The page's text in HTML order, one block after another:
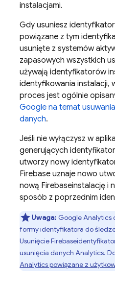
instalacjami.
Gdy usuniesz
powiązane z tym
usunięte z systemów
zapasowych wszystkich
używają identyfikatorów
identyfikowania instalacji,
proces jest ogólnie
Google na temat
danych.
Jeśli nie wyłączysz w
generujących
utworzy nowy
Firebase uznaje nowo
nową Firebaseinstalację i
sposób z poprzednim
Uwaga: Google Analytics
formy identyfikatora do
UsunięcieFirebase
usunięcia danych Analytics.
Analytics powiązane z